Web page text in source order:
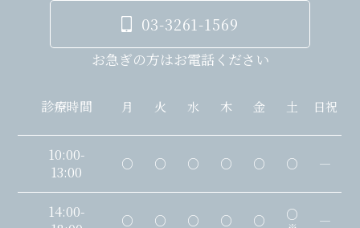
03-3261-1569
お急ぎの方はお電話ください
診療時間 月 火 水 木 金 土 日祝
10:00-
13:00
○ ○ ○ ○ ○ ○ ―
14:00-
○ ○ ○ ○ ○ ○ ―